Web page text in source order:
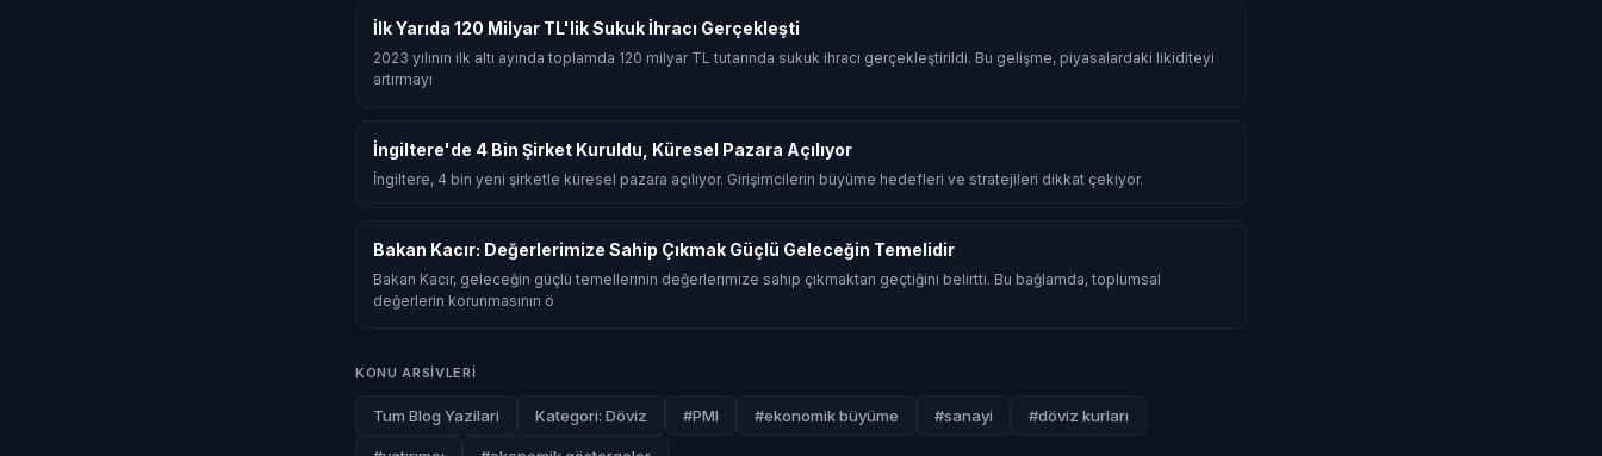
İlk Yarıda 120 Milyar TL'lik Sukuk İhracı Gerçekleşti
2023 yılının ilk altı ayında toplamda 120 milyar TL tutarında sukuk ihracı gerçekleştirildi. Bu gelişme, piyasalardaki likiditeyi
artırmayı
İngiltere'de 4 Bin Şirket Kuruldu, Küresel Pazara Açılıyor
İngiltere, 4 bin yeni şirketle küresel pazara açılıyor. Girişimcilerin büyüme hedefleri ve stratejileri dikkat çekiyor.
Bakan Kacır: Değerlerimize Sahip Çıkmak Güçlü Geleceğin Temelidir
Bakan Kacır, geleceğin güçlü temellerinin değerlerimize sahip çıkmaktan geçtiğini belirtti. Bu bağlamda, toplumsal
değerlerin korunmasının ö
KONU ARSIVLERI
Tum Blog Yazilari Kategori: Döviz #PMI #ekonomik büyüme #sanayi #döviz kurları